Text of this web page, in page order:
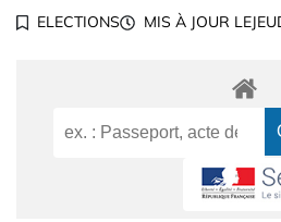
ELECTIONS MIS À JOUR LE